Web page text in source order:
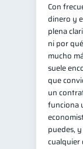
Con
dinero y
plena
ni por
mucho
suele
que
un
funciona
puedes,
cualquier